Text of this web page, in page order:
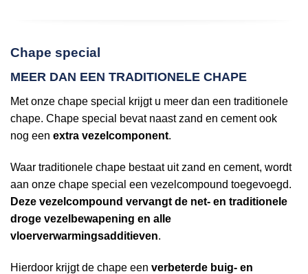
Chape special
MEER DAN EEN TRADITIONELE CHAPE
Met onze chape special krijgt u meer dan een traditionele
chape. Chape special bevat naast zand en cement ook
nog een extra vezelcomponent.
Waar traditionele chape bestaat uit zand en cement, wordt
aan onze chape special een vezelcompound toegevoegd.
Deze vezelcompound vervangt de net- en traditionele
droge vezelbewapening en alle
vloerverwarmingsadditieven.
Hierdoor krijgt de chape een verbeterde buig- en